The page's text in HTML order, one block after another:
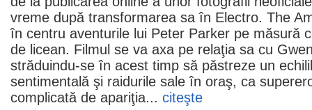
vreme după transformarea sa în Electro. The
în centru aventurile lui Peter Parker pe măsură
de licean. Filmul se va axa pe relaţia sa cu
străduindu-se în acest timp să păstreze un
sentimentală şi raidurile sale în oraş, ca
complicată de apariţia... citeşte